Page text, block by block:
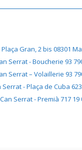
Plaça Gran, 2 bis 08301
Serrat - Boucherie 93
Serrat – Volaillerie 93
Serrat - Plaça de Cuba
Can Serrat - Premià 717 19